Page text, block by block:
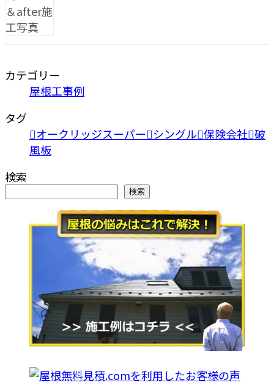
カテゴリー
屋根工事例
タグ
オークリッジスーパー シングル 保険会社 破
風板
検索
検索